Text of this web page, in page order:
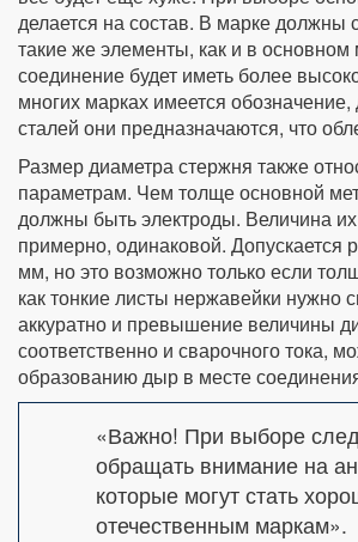
делается на состав. В марке должны
такие же элементы, как и в основном
соединение будет иметь более
многих марках имеется
сталей они предназначаются, что
Размер диаметра стержня также
параметрам. Чем толще основной
должны быть электроды. Величина
примерно, одинаковой. Допускается
мм, но это возможно только если
как тонкие листы нержавейки нужно
аккуратно и превышение величины
соответственно и сварочного тока,
образованию дыр в месте
«Важно! При выборе
обращать внимание на
которые могут стать
отечественным маркам».